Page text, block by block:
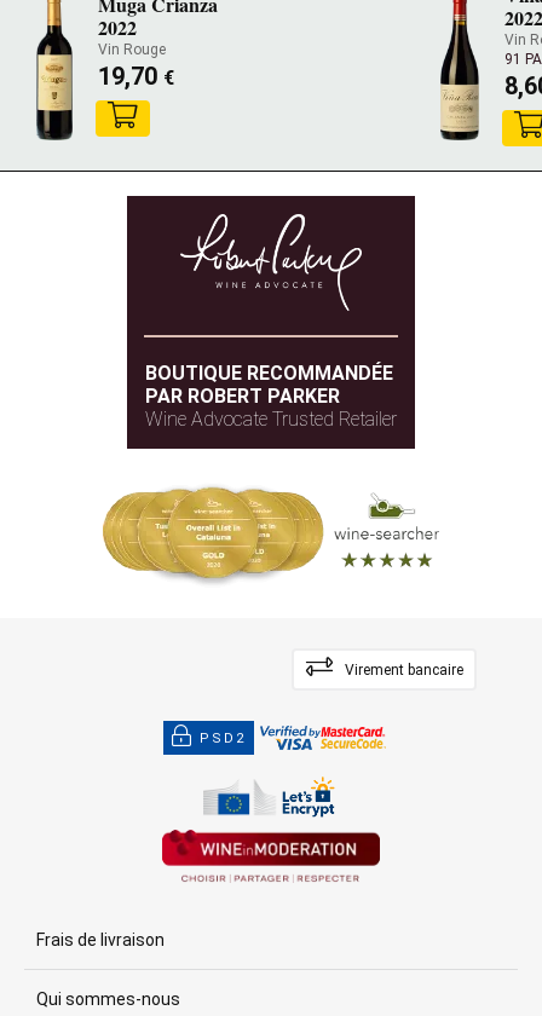
2022
Vin Rouge
19,70 €
2022
Vin
91
BOUTIQUE RECOMMANDÉE
PAR ROBERT PARKER
Wine Advocate Trusted Retailer
Virement bancaire
PSD2
Frais de livraison
Qui sommes-nous